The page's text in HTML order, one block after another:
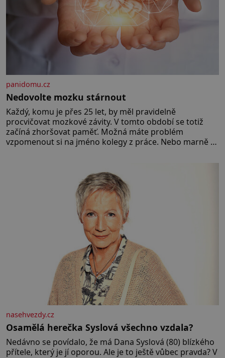
panidomu.cz
Nedovolte mozku stárnout
Každý, komu je přes 25 let, by měl pravidelně
procvičovat mozkové závity. V tomto období se totiž
začíná zhoršovat paměť. Možná máte problém
vzpomenout si na jméno kolegy z práce. Nebo marně v
rozhodla stávkovat. Cvičte
nasehvezdy.cz
Osamělá herečka Syslová všechno vzdala?
Nedávno se povídalo, že má Dana Syslová (80) blízkého
přítele, který je jí oporou. Ale je to ještě vůbec pravda? V